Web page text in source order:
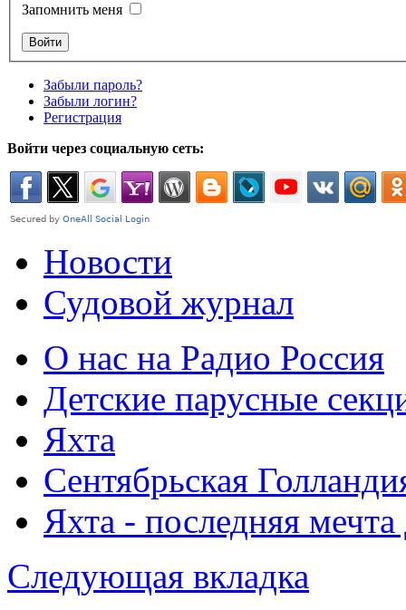
Запомнить меня
Забыли пароль?
Забыли логин?
Регистрация
Войти через социальную сеть:
Новости
Судовой журнал
О нас на Радио Россия
Детские парусные
Яхта
Сентябрьская
Яхта - последняя
Следующая вкладка